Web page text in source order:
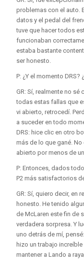
problemas con el auto.
datos y el pedal del
tuve que hacer todos
funcionaban
estaba bastante
ser honesto.
P: ¿Y el momento
GR: Sí, realmente no
todas estas fallas que
vi abierto, retrocedí.
a suceder en todo
DRS: hice clic en otro
más de lo que gané.
abierto por menos de
P: Entonces, dados
P2 más satisfactorios
GR: Sí, quiero decir, en
honesto. He tenido
de McLaren este fin de
verdadera sorpresa. Y
uno detrás de mí,
hizo un trabajo
mantener a Lando a